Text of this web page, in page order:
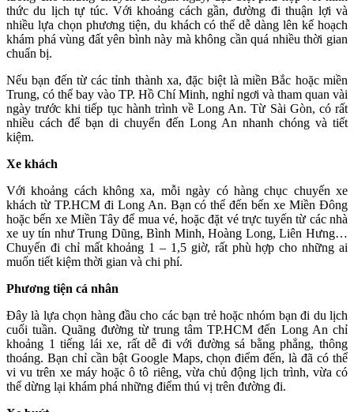
thức du lịch tự túc. Với khoảng cách gần, đường đi thuận lợi và
nhiều lựa chọn phương tiện, du khách có thể dễ dàng lên kế hoạch
khám phá vùng đất yên bình này mà không cần quá nhiều thời gian
chuẩn bị.
Nếu bạn đến từ các tỉnh thành xa, đặc biệt là miền Bắc hoặc miền
Trung, có thể bay vào TP. Hồ Chí Minh, nghỉ ngơi và tham quan vài
ngày trước khi tiếp tục hành trình về Long An. Từ Sài Gòn, có rất
nhiều cách để bạn di chuyển đến Long An nhanh chóng và tiết
kiệm.
Xe khách
Với khoảng cách không xa, mỗi ngày có hàng chục chuyến xe
khách từ TP.HCM đi Long An. Bạn có thể đến bến xe Miền Đông
hoặc bến xe Miền Tây để mua vé, hoặc đặt vé trực tuyến từ các nhà
xe uy tín như Trung Dũng, Bình Minh, Hoàng Long, Liên Hưng…
Chuyến đi chỉ mất khoảng 1 – 1,5 giờ, rất phù hợp cho những ai
muốn tiết kiệm thời gian và chi phí.
Phương tiện cá nhân
Đây là lựa chọn hàng đầu cho các bạn trẻ hoặc nhóm bạn đi du lịch
cuối tuần. Quãng đường từ trung tâm TP.HCM đến Long An chỉ
khoảng 1 tiếng lái xe, rất dễ đi với đường sá bằng phẳng, thông
thoáng. Bạn chỉ cần bật Google Maps, chọn điểm đến, là đã có thể
vi vu trên xe máy hoặc ô tô riêng, vừa chủ động lịch trình, vừa có
thể dừng lại khám phá những điểm thú vị trên đường đi.